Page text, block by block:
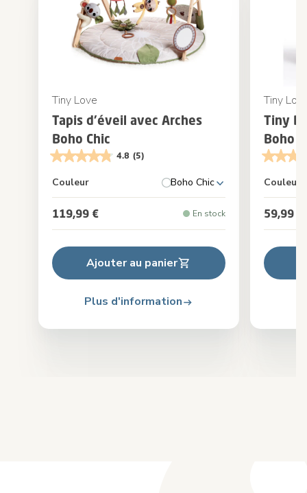
Tiny Love
Tapis d'éveil avec Arches
Boho Chic
4.8 (5)
Couleur Boho Chic
119,99 € En stock
Ajouter au panier
Plus d'information
Tiny
Tiny
Boho
Couleur
59,99 €